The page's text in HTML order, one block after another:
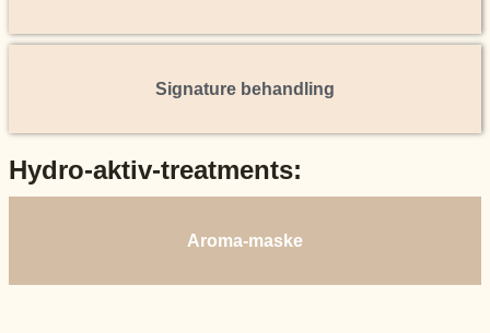
Signature behandling
Hydro-aktiv-treatments:
Aroma-maske